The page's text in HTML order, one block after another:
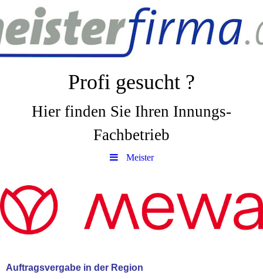
Profi gesucht ?
Hier finden Sie Ihren Innungs-
Fachbetrieb
Meister
Auftragsvergabe in der Region